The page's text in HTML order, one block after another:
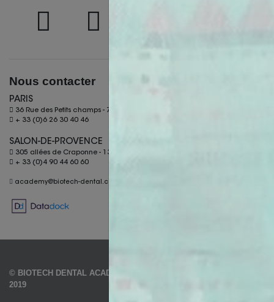
Nous contacter
PARIS
36 Rue des Petits champs - 75002 Paris
+ 33 (0)6 26 30 40 46
SALON-DE-PROVENCE
305 allées de Craponne - 13300 Salon-de-Provence
+ 33 (0)4 90 44 60 60
academy@biotech-dental.com
© BIOTECH DENTAL ACADEMY
2019